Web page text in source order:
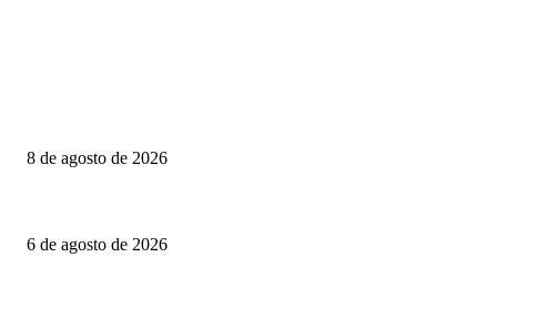
8 de agosto de 2026
6 de agosto de 2026